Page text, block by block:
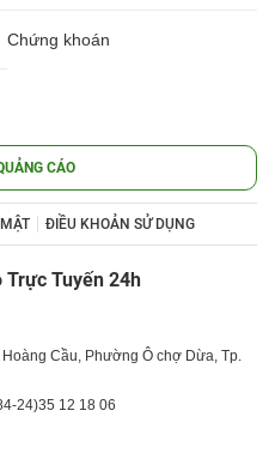
Chứng khoán
CÁO
ĐIỀU KHOẢN SỬ DỤNG
Trực Tuyến 24h
Cầu, Phường Ô chợ Dừa, Tp.
24)35 12 18 06